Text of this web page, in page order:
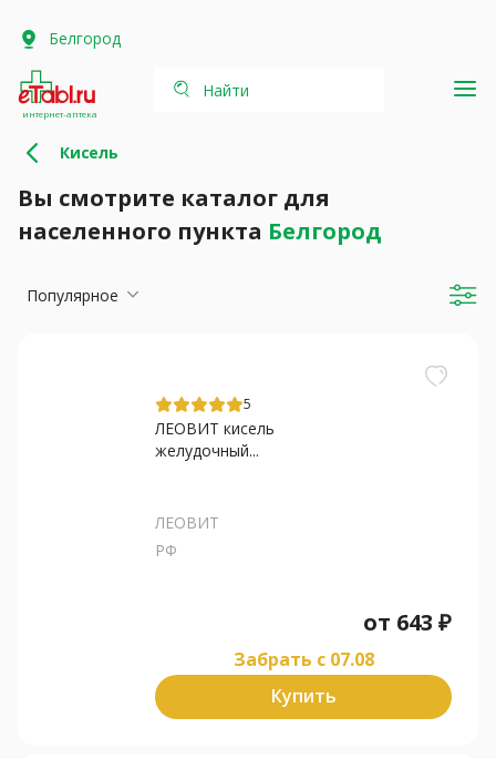
Белгород
интернет-аптека
Найти
Кисель
Вы смотрите каталог для
населенного пункта Белгород
Популярное
5
ЛЕОВИТ кисель
желудочный...
ЛЕОВИТ
РФ
от 643 ₽
Забрать c 07.08
Купить